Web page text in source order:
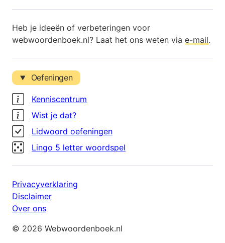
Heb je ideeën of verbeteringen voor
webwoordenboek.nl? Laat het ons weten via e-mail.
Oefeningen
Kenniscentrum
Wist je dat?
Lidwoord oefeningen
Lingo 5 letter woordspel
Privacyverklaring
Disclaimer
Over ons
© 2026 Webwoordenboek.nl